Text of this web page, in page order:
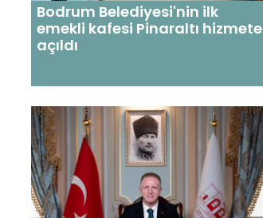
Bodrum Belediyesi'nin ilk
emekli kafesi Pinaraltı hizmete
açıldı